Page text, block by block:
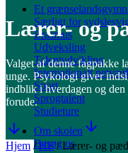
Et
Særligt for
Erasmus
Udveksling
Talentudvikling
Internationalt
Sport
Sprogtalent
Studieture
Om skolen
Besøg os
Lærer- og
Valget af denne fagpakke
unge. Psykologi giver
indblik i hverdagen og
forude.
Hjem / HF / Lærer- og